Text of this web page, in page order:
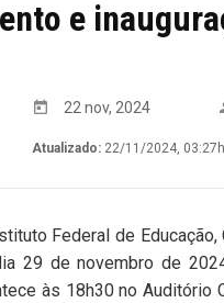
e
22 nov, 2024
Atualizado: 22/11/2024, 03:27h
Federal de
29 de novembro de
às 18h30 no Auditório